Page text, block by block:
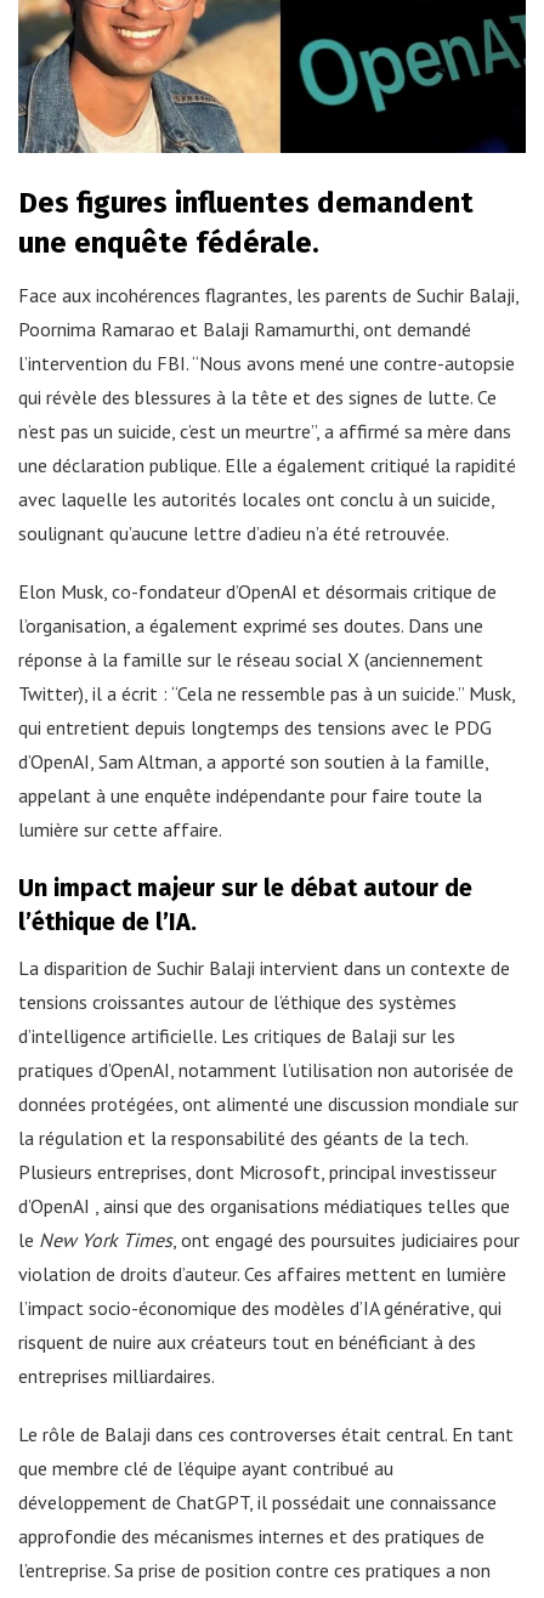
Des figures influentes demandent
une enquête fédérale.
Face aux incohérences flagrantes, les parents de Suchir Balaji,
Poornima Ramarao et Balaji Ramamurthi, ont demandé
l’intervention du FBI. “Nous avons mené une contre-autopsie
qui révèle des blessures à la tête et des signes de lutte. Ce
n’est pas un suicide, c’est un meurtre”, a affirmé sa mère dans
une déclaration publique. Elle a également critiqué la rapidité
avec laquelle les autorités locales ont conclu à un suicide,
soulignant qu’aucune lettre d’adieu n’a été retrouvée.
Elon Musk, co-fondateur d’OpenAI et désormais critique de
l’organisation, a également exprimé ses doutes. Dans une
réponse à la famille sur le réseau social X (anciennement
Twitter), il a écrit : “Cela ne ressemble pas à un suicide.” Musk,
qui entretient depuis longtemps des tensions avec le PDG
d’OpenAI, Sam Altman, a apporté son soutien à la famille,
appelant à une enquête indépendante pour faire toute la
lumière sur cette affaire.
Un impact majeur sur le débat autour de
l’éthique de l’IA.
La disparition de Suchir Balaji intervient dans un contexte de
tensions croissantes autour de l’éthique des systèmes
d’intelligence artificielle. Les critiques de Balaji sur les
pratiques d’OpenAI, notamment l’utilisation non autorisée de
données protégées, ont alimenté une discussion mondiale sur
la régulation et la responsabilité des géants de la tech.
Plusieurs entreprises, dont Microsoft, principal investisseur
d’OpenAI , ainsi que des organisations médiatiques telles que
le New York Times, ont engagé des poursuites judiciaires pour
violation de droits d’auteur. Ces affaires mettent en lumière
l’impact socio-économique des modèles d’IA générative, qui
risquent de nuire aux créateurs tout en bénéficiant à des
entreprises milliardaires.
Le rôle de Balaji dans ces controverses était central. En tant
que membre clé de l’équipe ayant contribué au
développement de ChatGPT, il possédait une connaissance
approfondie des mécanismes internes et des pratiques de
l’entreprise. Sa prise de position contre ces pratiques a non